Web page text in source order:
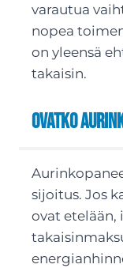
varautua
nopea
on yleensä
takaisin.
Ovatko
sijoitus. Jos
ovat etelään,